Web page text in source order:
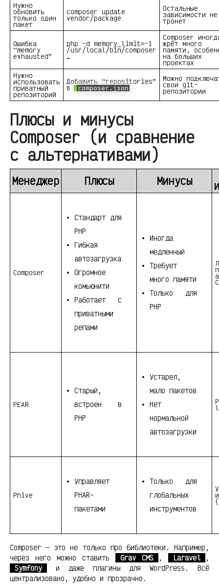
Нужно
обновить
только один
пакет
composer update
vendor/package
Остальные
зависимости не
тронет
Ошибка
“memory
exhausted”
php -d memory_limit=-1
/usr/local/bin/composer
…
Composer
жрёт много
памяти,
на больших
проектах
Нужно
использовать
приватный
репозиторий
Добавить “repositories”
в composer.json
Можно
свои git-
репозитории
Плюсы и минусы
Composer (и сравнение
с альтернативами)
Менеджер Плюсы Минусы
Composer
Стандарт для
PHP
Гибкая
автозагрузка
Огромное
комьюнити
Работает с
приватными
репами
Иногда
медленный
Требует
много памяти
Только для
PHP
PEAR
Старый,
встроен в
PHP
Устарел,
мало пакетов
Нет
нормальной
автозагрузки
Phive
Управляет
PHAR-
пакетами
Только для
глобальных
инструментов
Composer — это не только про библиотеки. Например,
через него можно ставить
Grav CMS , Laravel
,
Symfony
и даже плагины для WordPress. Всё
централизовано, удобно и прозрачно.